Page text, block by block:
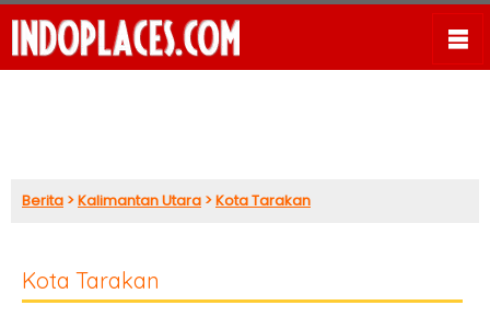
Berita >Kalimantan Utara >Kota Tarakan
Kota Tarakan